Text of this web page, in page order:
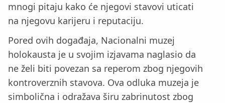
mnogi pitaju kako će njegovi stavovi uticati
na njegovu karijeru i reputaciju.
Pored ovih događaja, Nacionalni muzej
holokausta je u svojim izjavama naglasio da
ne želi biti povezan sa reperom zbog njegovih
kontroverznih stavova. Ova odluka muzeja je
simbolična i odražava širu zabrinutost zbog